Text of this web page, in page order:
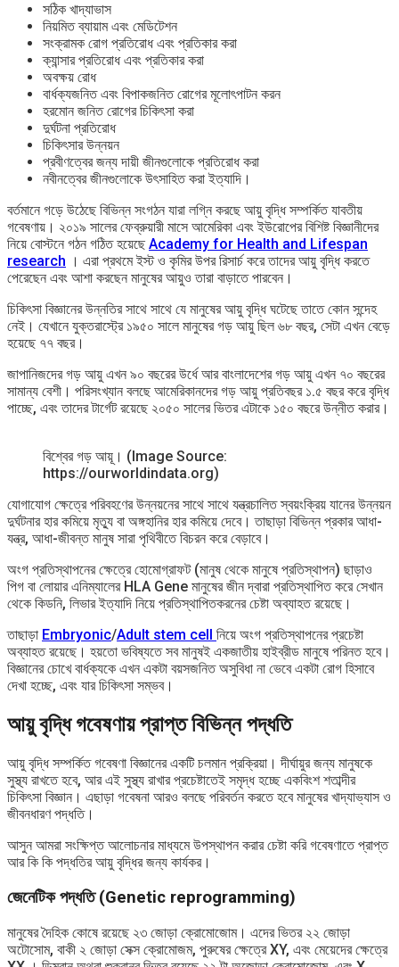
সঠিক খাদ্যাভাস
নিয়মিত ব্যায়াম এবং মেডিটেশন
সংক্রামক রোগ প্রতিরোধ এবং প্রতিকার করা
ক্যান্সার প্রতিরোধ এবং প্রতিকার করা
অবক্ষয় রোধ
বার্ধক্যজনিত এবং বিপাকজনিত রোগের মূলোৎপাটন করন
হরমোন জনিত রোগের চিকিৎসা করা
দুর্ঘটনা প্রতিরোধ
চিকিৎসার উন্নয়ন
প্রবীণত্বের জন্য দায়ী জীনগুলোকে প্রতিরোধ করা
নবীনত্বের জীনগুলোকে উৎসাহিত করা ইত্যাদি।
বর্তমানে গড়ে উঠেছে বিভিন্ন সংগঠন যারা লগ্নি করছে আয়ু বৃদ্ধি সম্পর্কিত যাবতীয়
গবেষণায়। ২০১৯ সালের ফেব্রুয়ারী মাসে আমেরিকা এবং ইউরোপের বিশিষ্ট বিজ্ঞানীদের
নিয়ে বোস্টনে গঠন গঠিত হয়েছে Academy for Health and Lifespan
research । এরা প্রথমে ইস্ট ও কৃমির উপর রিসার্চ করে তাদের আয়ু বৃদ্ধি করতে
পেরেছেন এবং আশা করছেন মানুষের আয়ুও তারা বাড়াতে পারবেন।
চিকিৎসা বিজ্ঞানের উন্নতির সাথে সাথে যে মানুষের আয়ু বৃদ্ধি ঘটেছে তাতে কোন সন্দেহ
নেই। যেখানে যুক্তরাস্ট্রে ১৯৫০ সালে মানুষের গড় আয়ু ছিল ৬৮ বছর, সেটা এখন বেড়ে
হয়েছে ৭৭ বছর।
জাপানিজদের গড় আয়ু এখন ৯০ বছরের উর্ধে আর বাংলাদেশের গড় আয়ু এখন ৭০ বছরের
সামান্য বেশী। পরিসংখ্যান বলছে আমেরিকানদের গড় আয়ু প্রতিবছর ১.৫ বছর করে বৃদ্ধি
পাচ্ছে, এবং তাদের টার্গেট রয়েছে ২০৫০ সালের ভিতর এটাকে ১৫০ বছরে উন্নীত করার।
বিশ্বের গড় আয়ূ। (Image Source:
https://ourworldindata.org)
যোগাযোগ ক্ষেত্রে পরিবহণের উন্নয়নের সাথে সাথে যন্ত্রচালিত স্বয়ংক্রিয় যানের উন্নয়ন
দুর্ঘটনার হার কমিয়ে মৃত্যু বা অঙ্গহানির হার কমিয়ে দেবে। তাছাড়া বিভিন্ন প্রকার আধা-
যন্ত্র, আধা-জীবন্ত মানুষ সারা পৃথিবীতে বিচরন করে বেড়াবে।
অংগ প্রতিস্থাপনের ক্ষেত্রে হোমোগ্রাফট (মানুষ থেকে মানুষে প্রতিস্থাপন) ছাড়াও
পিগ বা লোয়ার এনিম্যালের HLA Gene মানুষের জীন দ্বারা প্রতিস্থাপিত করে সেখান
থেকে কিডনি, লিভার ইত্যাদি নিয়ে প্রতিস্থাপিতকরনের চেষ্টা অব্যাহত রয়েছে।
তাছাড়া Embryonic/Adult stem cell নিয়ে অংগ প্রতিস্থাপনের প্রচেষ্টা
অব্যাহত রয়েছে। হয়তো ভবিষ্যতে সব মানুষই একজাতীয় হাইব্রীড মানুষে পরিনত হবে।
বিজ্ঞানের চোখে বার্ধক্যকে এখন একটা বয়সজনিত অসুবিধা না ভেবে একটা রোগ হিসাবে
দেখা হচ্ছে, এবং যার চিকিৎসা সম্ভব।
আয়ু বৃদ্ধি গবেষণায় প্রাপ্ত বিভিন্ন পদ্ধতি
আয়ু বৃদ্ধি সম্পর্কিত গবেষণা বিজ্ঞানের একটি চলমান প্রক্রিয়া। দীর্ঘায়ুর জন্য মানুষকে
সুস্থ্য রাখতে হবে, আর এই সুস্থ্য রাখার প্রচেষ্টাতেই সমৃদ্ধ হচ্ছে একবিংশ শতাব্দীর
চিকিৎসা বিজ্ঞান। এছাড়া গবেষনা আরও বলছে পরিবর্তন করতে হবে মানুষের খাদ্যাভ্যাস ও
জীবনধারণ পদ্ধতি।
আসুন আমরা সংক্ষিপ্ত আলোচনার মাধ্যমে উপস্থাপন করার চেষ্টা করি গবেষণাতে প্রাপ্ত
আর কি কি পদ্ধতির আয়ু ‍বৃদ্ধির জন্য কার্যকর।
জেনেটিক পদ্ধতি (Genetic reprogramming)
মানুষের দৈহিক কোষে রয়েছে ২৩ জোড়া ক্রোমোজোম। এদের ভিতর ২২ জোড়া
অটোসোম, বাকী ২ জোড়া সেক্স ক্রোমোজম, পুরুষের ক্ষেত্রে XY, এবং মেয়েদের ক্ষেত্রে